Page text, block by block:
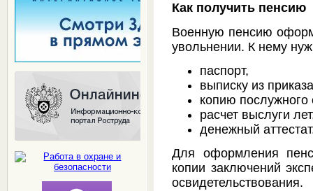
Как получить пенсию
Военную пенсию
увольнении. К нему
паспорт,
выписку из
копию послужного
расчет выслуги
денежный
Для оформления
копии заключений
освидетельствования.